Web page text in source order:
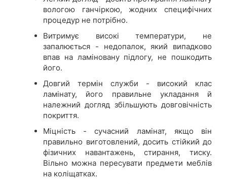
вологою ганчіркою, жодних специфічних
процедур не потрібно.
Витримує високі температури, не
запалюється - недопалок, який випадково
впав на ламіновану підлогу, не пошкодить
його.
Довгий термін служби - високий клас
ламінату, його правильне укладання й
належний догляд збільшують довговічність
покриття.
Міцність - сучасний ламінат, якщо він
правильно виготовлений, досить стійкий до
фізичних навантажень, стирання, тиску.
Вільно можна пересувати предмети меблів
на коліщатках.